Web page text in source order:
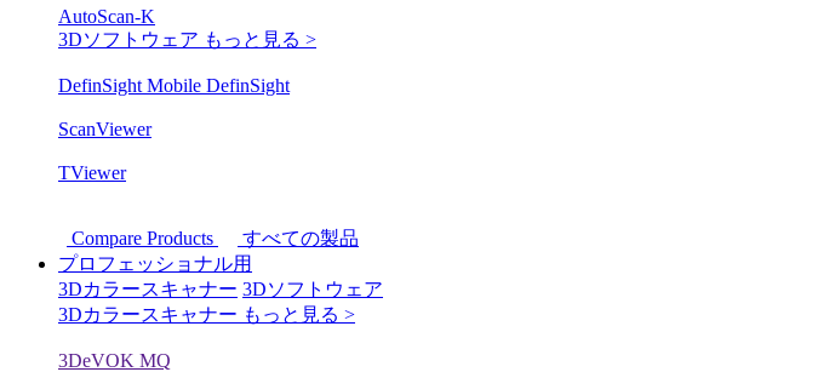
AutoScan-K
3Dソフトウェア もっと見る >
DefinSight Mobile DefinSight
ScanViewer
TViewer
Compare Products
すべての製品
プロフェッショナル用
3Dカラースキャナー 3Dソフトウェア
3Dカラースキャナー もっと見る >
3DeVOK MQ